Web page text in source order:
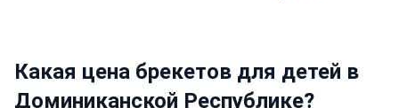
Какая цена брекетов для детей в
Доминиканской Республике?